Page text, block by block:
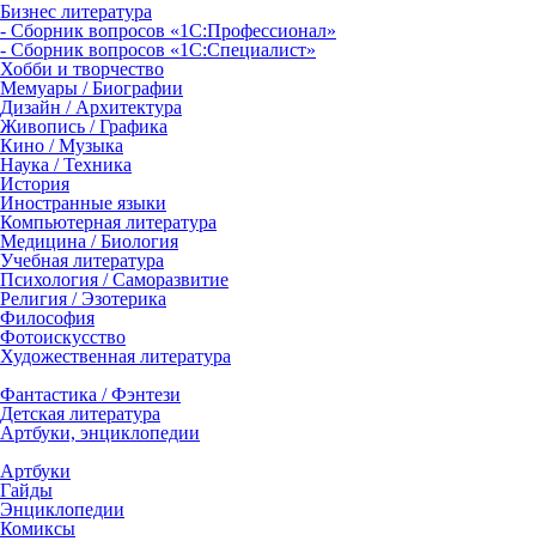
Бизнес литература
- Сборник вопросов «1С:Профессионал»
- Сборник вопросов «1С:Специалист»
Хобби и творчество
Мемуары / Биографии
Дизайн / Архитектура
Живопись / Графика
Кино / Музыка
Наука / Техника
История
Иностранные языки
Компьютерная литература
Медицина / Биология
Учебная литература
Психология / Саморазвитие
Религия / Эзотерика
Философия
Фотоискусство
Художественная литература
Фантастика / Фэнтези
Детская литература
Артбуки, энциклопедии
Артбуки
Гайды
Энциклопедии
Комиксы